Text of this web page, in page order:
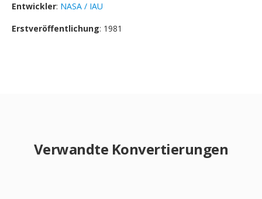
Entwickler: NASA / IAU
Erstveröffentlichung: 1981
Verwandte Konvertierungen